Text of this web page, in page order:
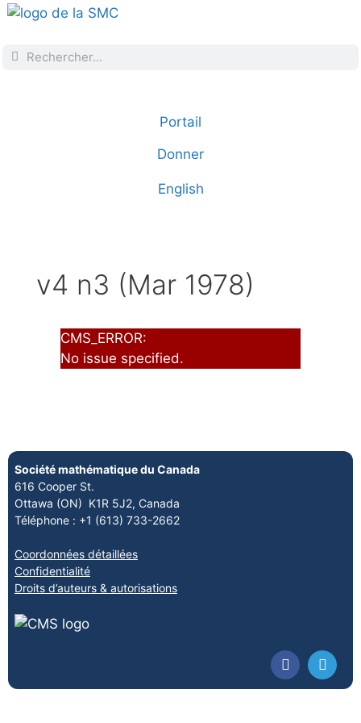
Portail
Donner
English
v4 n3 (Mar 1978)
CMS_ERROR:
No issue specified.
Société mathématique du Canada
616 Cooper St.
Ottawa (ON) K1R 5J2, Canada
Téléphone : +1 (613) 733-2662
Coordonnées détaillées
Confidentialité
Droits d’auteurs & autorisations